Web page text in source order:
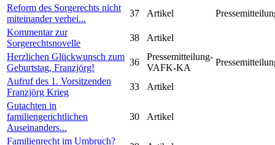
Reform des Sorgerechts nicht
miteinander verhei...
37 Artikel
Kommentar zur
Sorgerechtsnovelle
38
Artikel
Herzlichen Glückwunsch zum
Geburtstag, Franzjörg!
36
Pressemitteilung-
VAFK-KA
Aufruf des 1. Vorsitzenden
Franzjörg Krieg
33
Artikel
Gutachten in
familiengerichtlichen
Auseinanders...
30 Artikel
Familienrecht im Umbruch?